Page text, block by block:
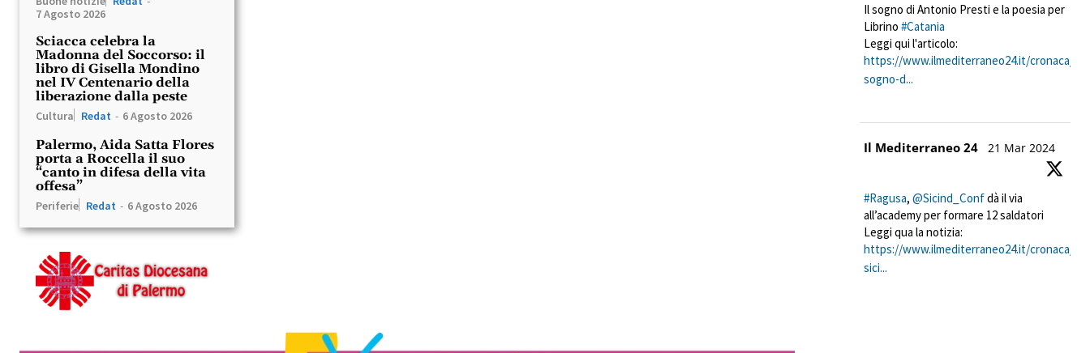
7 Agosto 2026
Sciacca celebra la
Madonna del Soccorso: il
libro di Gisella Mondino
nel IV Centenario della
liberazione dalla peste
Cultura Redat - 6 Agosto 2026
Palermo, Aida Satta Flores
porta a Roccella il suo
“canto in difesa della vita
offesa”
Periferie Redat - 6 Agosto 2026
Il sogno di Antonio Presti e la poesia per
Librino #Catania
Leggi qui l'articolo:
https://www.ilmediterraneo24.it/cronaca/
sogno-d...
AvatarIl Mediterraneo 24 21 Mar 2024
#Ragusa, @Sicind_Confdà il via
all’academy per formare 12 saldatori
Leggi qua la notizia:
https://www.ilmediterraneo24.it/cronaca/
sici...